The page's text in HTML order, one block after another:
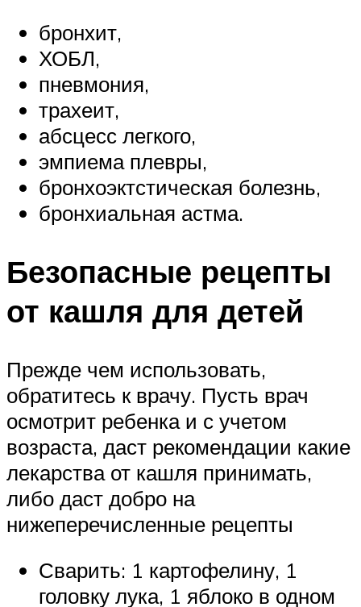
бронхит,
ХОБЛ,
пневмония,
трахеит,
абсцесс легкого,
эмпиема плевры,
бронхоэктстическая болезнь,
бронхиальная астма.
Безопасные рецепты
от кашля для детей
Прежде чем использовать,
обратитесь к врачу. Пусть врач
осмотрит ребенка и с учетом
возраста, даст рекомендации какие
лекарства от кашля принимать,
либо даст добро на
нижеперечисленные рецепты
Сварить: 1 картофелину, 1
головку лука, 1 яблоко в одном